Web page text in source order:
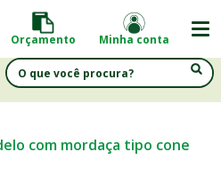
Orçamento Minha conta
com mordaça tipo cone